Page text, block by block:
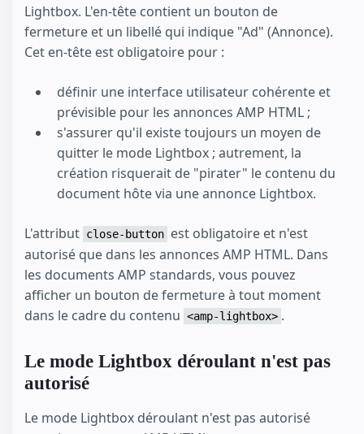
Lightbox. L'en-tête contient un bouton de
fermeture et un libellé qui indique "Ad" (Annonce).
Cet en-tête est obligatoire pour :
définir une interface utilisateur cohérente et
prévisible pour les annonces AMP HTML ;
s'assurer qu'il existe toujours un moyen de
quitter le mode Lightbox ; autrement, la
création risquerait de "pirater" le contenu du
document hôte via une annonce Lightbox.
L'attribut close-button est obligatoire et n'est
autorisé que dans les annonces AMP HTML. Dans
les documents AMP standards, vous pouvez
afficher un bouton de fermeture à tout moment
dans le cadre du contenu <amp-lightbox> .
Le mode Lightbox déroulant n'est pas
autorisé
Le mode Lightbox déroulant n'est pas autorisé